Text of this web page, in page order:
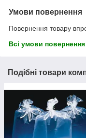
Умови повернення
Повернення товару
Всі умови повернення
Подібні товари